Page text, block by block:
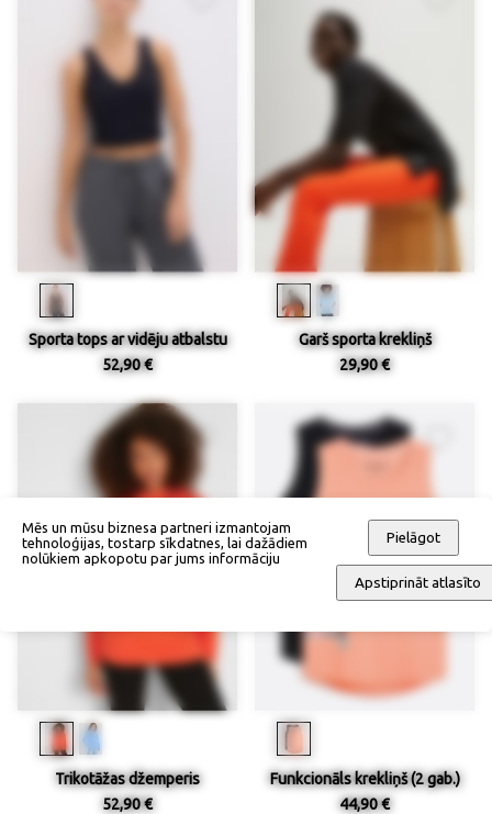
Sporta tops ar vidēju atbalstu
52,90 €
Garš sporta krekliņš
29,90 €
Trikotāžas džemperis
52,90 €
Funkcionāls krekliņš (2 gab.)
44,90 €
Mēs un mūsu biznesa partneri izmantojam
tehnoloģijas, tostarp sīkdatnes, lai dažādiem
nolūkiem apkopotu par jums informāciju
Pielāgot
Apstiprināt atlasīto